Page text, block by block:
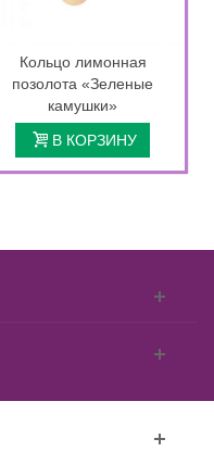
Кольцо лимонная
позолота «Зеленые
камушки»
В КОРЗИНУ